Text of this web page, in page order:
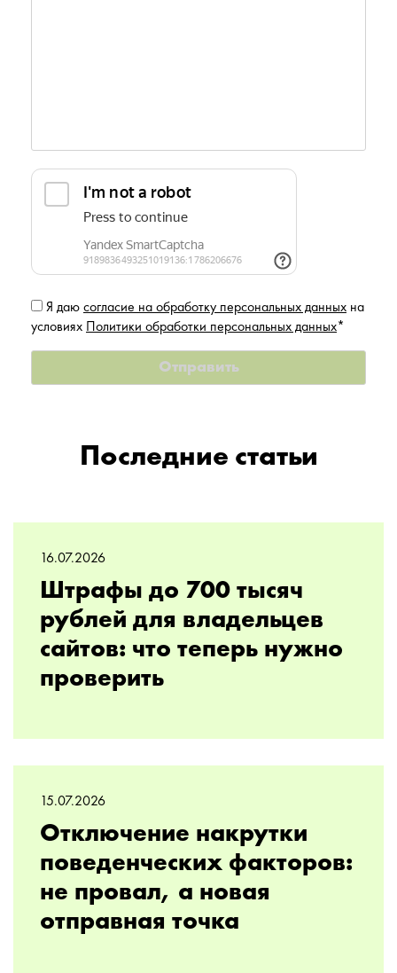
Я даю согласие на обработку персональных данных на
условиях Политики обработки персональных данных*
Последние статьи
16.07.2026
Штрафы до 700 тысяч
рублей для владельцев
сайтов: что теперь нужно
проверить
15.07.2026
Отключение накрутки
поведенческих факторов:
не провал, а новая
отправная точка